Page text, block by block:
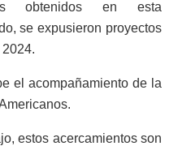
obtenidos en esta
se expusieron proyectos
el acompañamiento de la
estos acercamientos son